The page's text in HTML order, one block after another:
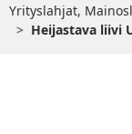
Yrityslahjat,
Heijastava liivi